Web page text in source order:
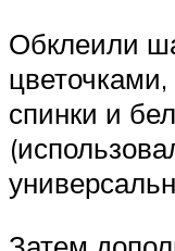
Обклеили
спинки и